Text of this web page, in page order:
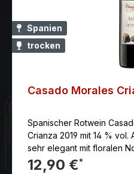
Spanien
trocken
Casado Morales
Spanischer Rotwein
Crianza 2019 mit 14 % vol.
sehr elegant mit floralen
eigenen Charakter
12,90 €*